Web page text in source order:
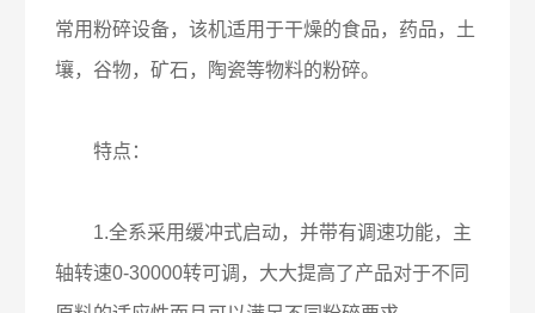
常用粉碎设备，该机适用于干燥的食品，药品，土
壤，谷物，矿石，陶瓷等物料的粉碎。
特点：
1.全系采用缓冲式启动，并带有调速功能，主
轴转速0-30000转可调，大大提高了产品对于不同